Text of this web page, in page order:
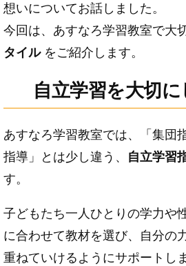
想いについてお話しました。
今回は、あすなろ学習教室で大
タイルをご紹介します。
自立学習を大切
あすなろ学習教室では、「集団
指導」とは少し違う、 自立学習
す。
子どもたち一人ひとりの学力や
に合わせて教材を選び、自分の
重ねていけるようにサポートしま